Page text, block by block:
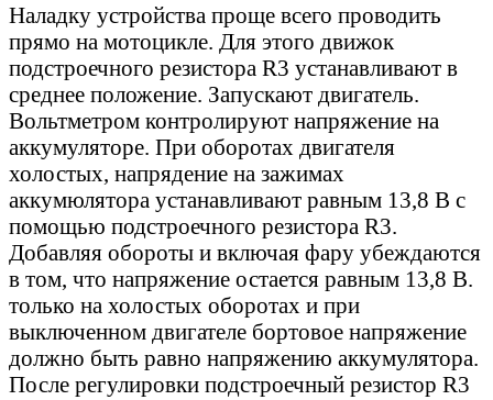
Наладку устройства проще всего проводить
прямо на мотоцикле. Для этого движок
подстроечного резистора R3 устанавливают в
среднее положение. Запускают двигатель.
Вольтметром контролируют напряжение на
аккумуляторе. При оборотах двигателя
холостых, напрядение на зажимах
аккумюлятора устанавливают равным 13,8 В с
помощью подстроечного резистора R3.
Добавляя обороты и включая фару убеждаются
в том, что напряжение остается равным 13,8 В.
только на холостых оборотах и при
выключенном двигателе бортовое напряжение
должно быть равно напряжению аккумулятора.
После регулировки подстроечный резистор R3